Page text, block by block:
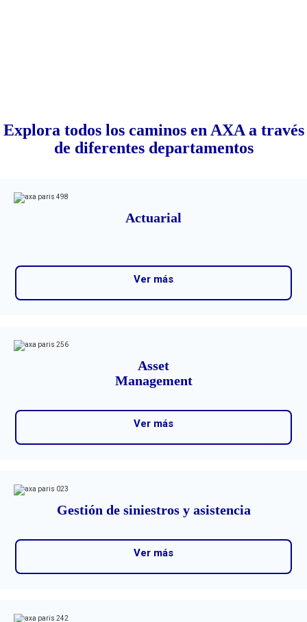
Explora todos los caminos en AXA a través
de diferentes departamentos
Actuarial
Ver más
Asset
Management
Ver más
Gestión de siniestros y asistencia
Ver más